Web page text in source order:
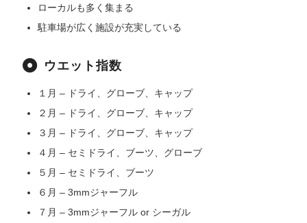
ローカルも多く集まる
駐車場が広く施設が充実している
ウエット指数
１月 – ドライ、グローブ、キャップ
２月 – ドライ、グローブ、キャップ
３月 – ドライ、グローブ、キャップ
４月 – セミドライ、ブーツ、グローブ
５月 – セミドライ、ブーツ
６月 – 3mmジャーフル
７月 – 3mmジャーフル or シーガル